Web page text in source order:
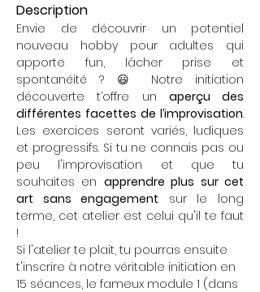
Description
Envie de découvrir un potentiel
nouveau hobby pour adultes qui
apporte fun, lâcher prise et
spontanéité ? 😃 Notre initiation
découverte t’offre un aperçu des
différentes facettes de l’improvisation.
Les exercices seront variés, ludiques
et progressifs. Si tu ne connais pas ou
peu l'improvisation et que tu
souhaites en apprendre plus sur cet
art sans engagement sur le long
terme, cet atelier est celui qu'il te faut
!
Si l'atelier te plait, tu pourras ensuite
t'inscrire à notre véritable initiation en
15 séances, le fameux module 1 (dans